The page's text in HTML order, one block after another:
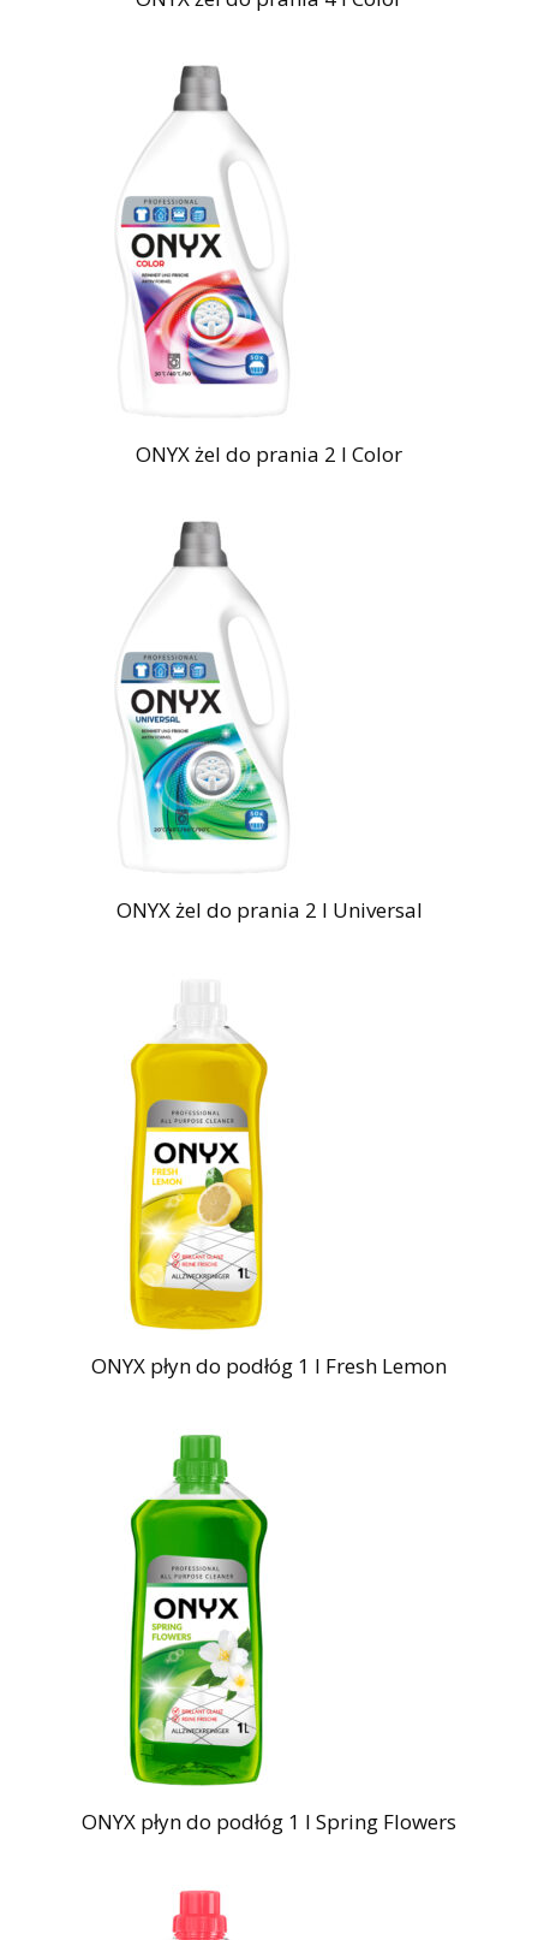
ONYX żel do prania 2 l Color
ONYX żel do prania 2 l Universal
ONYX płyn do podłóg 1 l Fresh Lemon
ONYX płyn do podłóg 1 l Spring Flowers